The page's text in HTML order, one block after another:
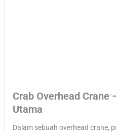
Crab Overhead Crane
Utama
Dalam sebuah overhead crane,